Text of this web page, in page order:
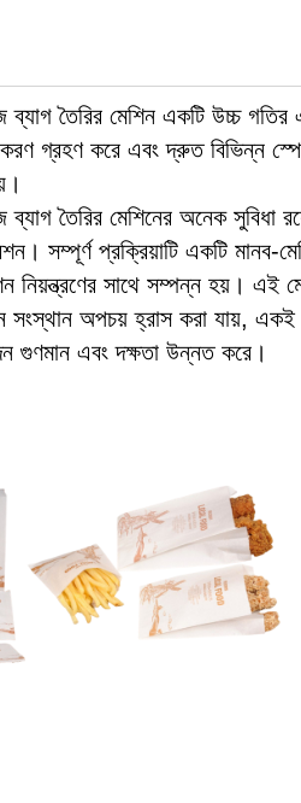
তৈরির মেশিন একটি উচ্চ গতির
গ্রহণ করে এবং দ্রুত বিভিন্ন
তৈরির মেশিনের অনেক সুবিধা
সম্পূর্ণ প্রক্রিয়াটি একটি মানব-
সাথে সম্পন্ন হয়। এই
অপচয় হ্রাস করা যায়, একই
গুণমান এবং দক্ষতা উন্নত করে।